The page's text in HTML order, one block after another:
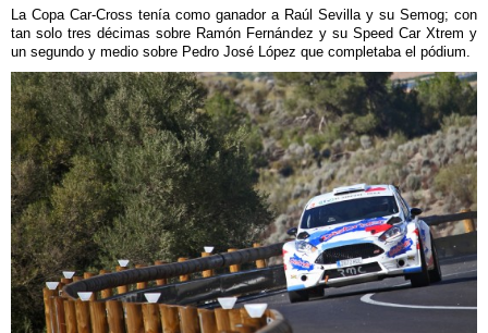
La Copa Car-Cross tenía como ganador a Raúl Sevilla y su Semog; con
tan solo tres décimas sobre Ramón Fernández y su Speed Car Xtrem y
un segundo y medio sobre Pedro José López que completaba el pódium.